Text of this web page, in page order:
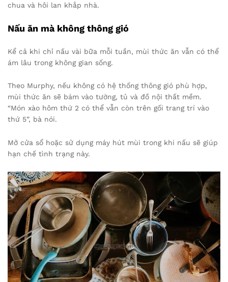
chua và hôi lan khắp nhà.
Nấu ăn mà không thông gió
Kể cả khi chỉ nấu vài bữa mỗi tuần, mùi thức ăn vẫn có thể
ám lâu trong không gian sống.
Theo Murphy, nếu không có hệ thống thông gió phù hợp,
mùi thức ăn sẽ bám vào tường, tủ và đồ nội thất mềm.
“Món xào hôm thứ 2 có thể vẫn còn trên gối trang trí vào
thứ 5”, bà nói.
Mở cửa sổ hoặc sử dụng máy hút mùi trong khi nấu sẽ giúp
hạn chế tình trạng này.